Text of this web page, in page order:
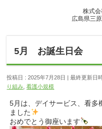
株式
広島県三
5月 お誕生日会
投稿日 : 2025年7月28日 最終更新日
り組み ,看護小規模
5月は、デイサービス、看多
ました
おめでとう御座います